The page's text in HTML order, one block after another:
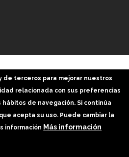
de terceros para mejorar nuestros
relacionada con sus preferencias
de navegación. Si continúa
acepta su uso. Puede cambiar la
información Más información